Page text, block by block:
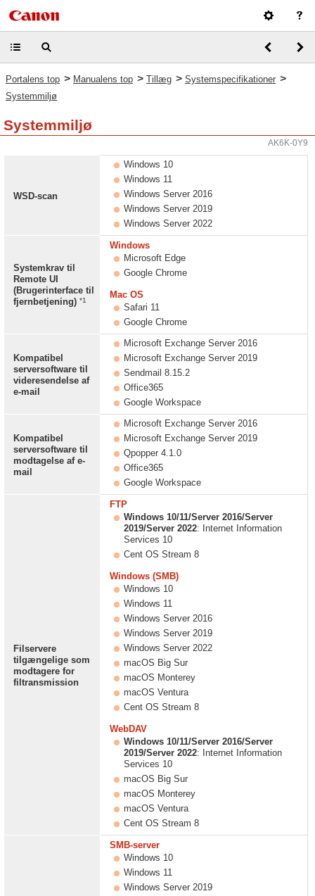
Portalens top > Manualens top > Tillæg > Systemspecifikationer >
Systemmiljø
Systemmiljø
AK6K-0Y9
WSD-scan
Windows 10
Windows 11
Windows Server 2016
Windows Server 2019
Windows Server 2022
Systemkrav til
Remote UI
(Brugerinterface til
fjernbetjening) *1
Windows
Microsoft Edge
Google Chrome
Mac OS
Safari 11
Google Chrome
Kompatibel
serversoftware til
videresendelse af
e-mail
Microsoft Exchange Server 2016
Microsoft Exchange Server 2019
Sendmail 8.15.2
Office365
Google Workspace
Kompatibel
serversoftware til
modtagelse af e-
mail
Microsoft Exchange Server 2016
Microsoft Exchange Server 2019
Qpopper 4.1.0
Office365
Google Workspace
Filservere
tilgængelige som
modtagere for
filtransmission
FTP
Windows 10/11/Server 2016/Server
2019/Server 2022: Internet Information
Services 10
Cent OS Stream 8
Windows (SMB)
Windows 10
Windows 11
Windows Server 2016
Windows Server 2019
Windows Server 2022
macOS Big Sur
macOS Monterey
macOS Ventura
Cent OS Stream 8
WebDAV
Windows 10/11/Server 2016/Server
2019/Server 2022: Internet Information
Services 10
macOS Big Sur
macOS Monterey
macOS Ventura
Cent OS Stream 8
SMB-server
Windows 10
Windows 11
Windows Server 2019